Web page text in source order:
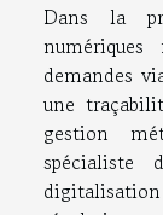
Dans la
demandes
une
gestion
spécialiste